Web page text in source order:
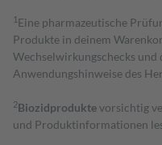
1 Eine pharmazeutische
Produkte in deinem
Wechselwirkungschecks und
Anwendungshinweise des
2Biozidproduktevorsichtig
und Produktinformationen